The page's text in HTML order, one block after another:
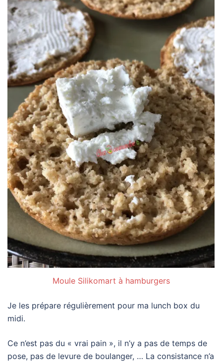
Moule Silikomart à hamburgers
Je les prépare régulièrement pour ma lunch box du
midi.
Ce n’est pas du « vrai pain », il n’y a pas de temps de
pose, pas de levure de boulanger, … La consistance n’a